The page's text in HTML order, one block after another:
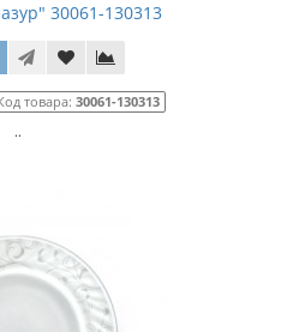
30061-130313
товара: 30061-130313
..